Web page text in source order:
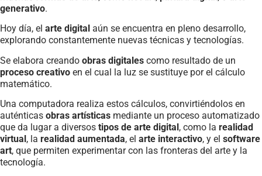
generativo.
Hoy día, el arte digital aún se encuentra en pleno desarrollo,
explorando constantemente nuevas técnicas y tecnologías.
Se elabora creando obras digitales como resultado de un
proceso creativo en el cual la luz se sustituye por el cálculo
matemático.
Una computadora realiza estos cálculos, convirtiéndolos en
auténticas obras artísticas mediante un proceso automatizado
que da lugar a diversos tipos de arte digital , como la realidad
virtual , la realidad aumentada, el arte interactivo, y el software
art, que permiten experimentar con las fronteras del arte y la
tecnología.